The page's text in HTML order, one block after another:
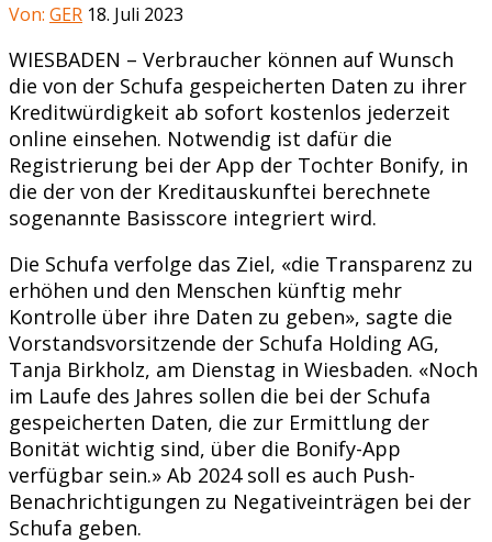
Von: GER 18. Juli 2023
WIESBADEN – Verbraucher können auf Wunsch
die von der Schufa gespeicherten Daten zu ihrer
Kreditwürdigkeit ab sofort kostenlos jederzeit
online einsehen. Notwendig ist dafür die
Registrierung bei der App der Tochter Bonify, in
die der von der Kreditauskunftei berechnete
sogenannte Basisscore integriert wird.
Die Schufa verfolge das Ziel, «die Transparenz zu
erhöhen und den Menschen künftig mehr
Kontrolle über ihre Daten zu geben», sagte die
Vorstandsvorsitzende der Schufa Holding AG,
Tanja Birkholz, am Dienstag in Wiesbaden. «Noch
im Laufe des Jahres sollen die bei der Schufa
gespeicherten Daten, die zur Ermittlung der
Bonität wichtig sind, über die Bonify-App
verfügbar sein.» Ab 2024 soll es auch Push-
Benachrichtigungen zu Negativeinträgen bei der
Schufa geben.